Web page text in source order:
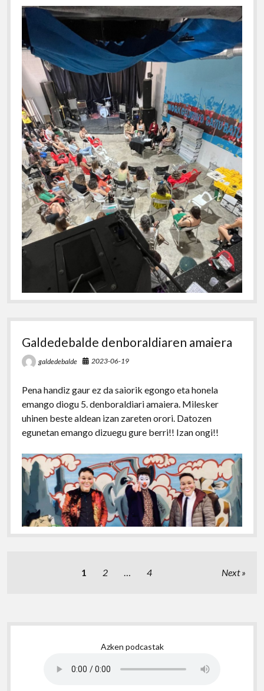
Galdedebalde denboraldiaren amaiera
galdedebalde 2023-06-19
Pena handiz gaur ez da saiorik egongo eta honela
emango diogu 5. denboraldiari amaiera. Milesker
uhinen beste aldean izan zareten orori. Datozen
egunetan emango dizuegu gure berri!! Izan ongi!!
1 2 … 4 Next
Sidebar
Azken podcastak